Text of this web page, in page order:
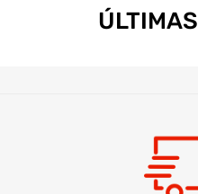
ÚLTIMAS